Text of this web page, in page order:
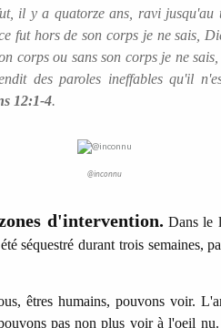
il y a quatorze ans, ravi jusqu'au
fut hors de son corps je ne sais,
corps ou sans son corps je ne
des paroles ineffables qu'il
12:1-4.
@inconnu
d'intervention. Dans le
séquestré durant trois semaines,
êtres humains, pouvons voir.
pas non plus voir à l'oeil nu.